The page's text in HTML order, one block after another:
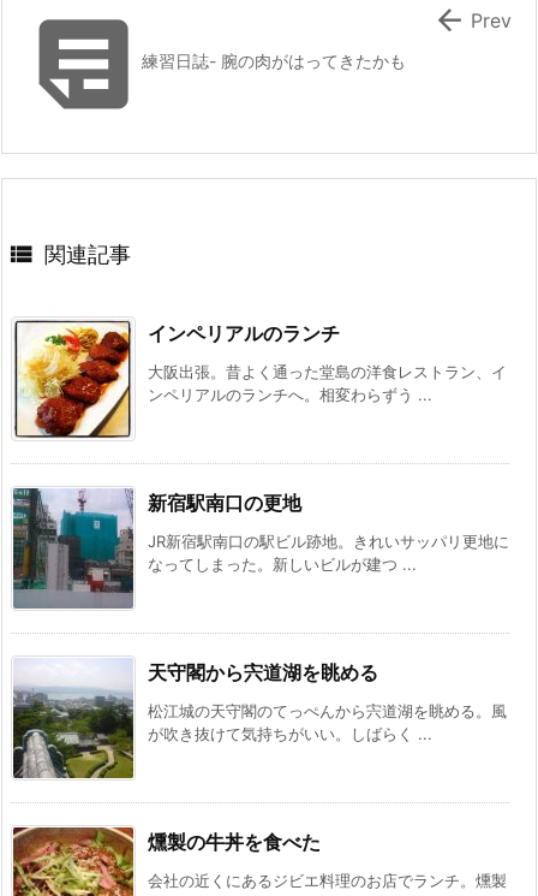
練習日誌- 腕の肉がはってきたかも
 Prev
 関連記事
インペリアルのランチ
大阪出張。昔よく通った堂島の洋食レストラン、イ
ンペリアルのランチへ。相変わらずう ...
新宿駅南口の更地
JR新宿駅南口の駅ビル跡地。きれいサッパリ更地に
なってしまった。新しいビルが建つ ...
天守閣から宍道湖を眺める
松江城の天守閣のてっぺんから宍道湖を眺める。風
が吹き抜けて気持ちがいい。しばらく ...
燻製の牛丼を食べた
会社の近くにあるジビエ料理のお店でランチ。燻製